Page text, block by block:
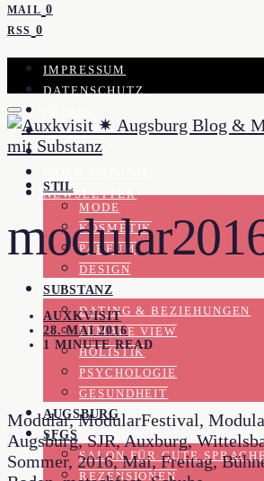
MAIL 0
RSS 0
IMPRESSUM
DATENSCHUTZ
KOOPERATION
KONTAKT
NEWSLETTER
STIL
MODE
KOSMETIK
PARFUM
DESIGN
SUBSTANZ
DATING & BEZIEHUNGEN
FEMALE VIEW
HOLISTIK
PSYCHOLOGIE
GESUNDHEIT
AUGSBURG
SFGS
SALON FÜR GUTE
REZENSIONEN
AUXKVISIT
28. MAI 2016
1 MINUTE READ
Modular, ModularFestival,
Augsburg, SJR, Auxburg,
Sommer, 2016, Mai, Freitag,